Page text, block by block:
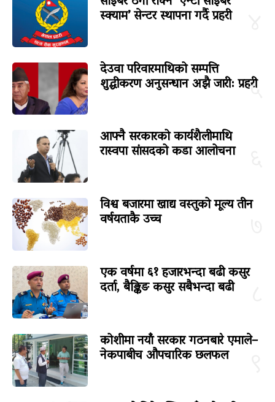
स्क्याम’ सेन्टर स्थापना गर्दै प्रहरी
५
देउवा परिवारमाथिको सम्पत्ति
शुद्धीकरण अनुसन्धान अझै जारी: प्रहरी
आफ्नै सरकारको कार्यशैलीमाथि
रास्वपा सांसदको कडा आलोचना
विश्व बजारमा खाद्य वस्तुको मूल्य तीन
वर्षयताकै उच्च
एक वर्षमा ६१ हजारभन्दा बढी कसुर
दर्ता, बैङ्किङ कसुर सबैभन्दा बढी
कोशीमा नयाँ सरकार गठनबारे एमाले–
नेकपाबीच औपचारिक छलफल